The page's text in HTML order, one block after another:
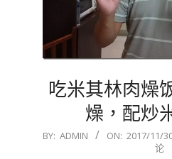
吃米其林肉燥
燥，配炒
2017-
BY: ADMIN ON: 2017/11/
论